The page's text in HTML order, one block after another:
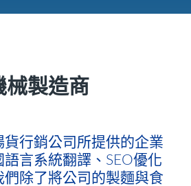
械製造商
貨行銷公司所提供的企業
言系統翻譯、SEO優化
們除了將公司的製麵與食